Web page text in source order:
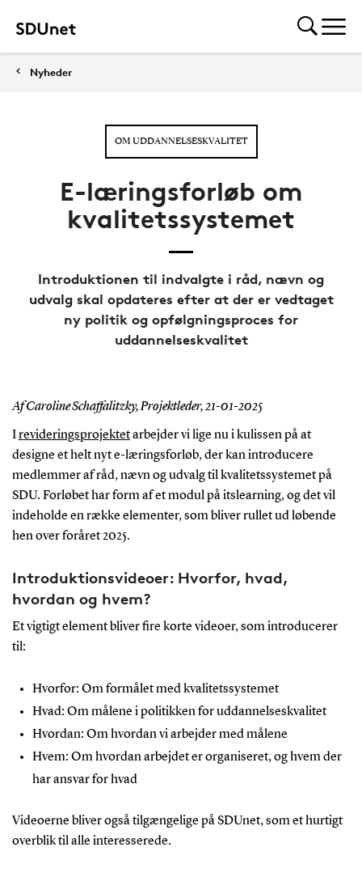
Nyheder
OM UDDANNELSESKVALITET
E-læringsforløb om
kvalitetssystemet
Introduktionen til indvalgte i råd, nævn og
udvalg skal opdateres efter at der er vedtaget
ny politik og opfølgningsproces for
uddannelseskvalitet
Af Caroline Schaffalitzky, Projektleder,21-01-2025
Irevideringsprojektetarbejder vi lige nu i kulissen på at
designe et helt nyt e-læringsforløb, der kan introducere
medlemmer af råd, nævn og udvalg til kvalitetssystemet på
SDU. Forløbet har form af et modul på itslearning, og det vil
indeholde en række elementer, som bliver rullet ud løbende
hen over foråret 2025.
Introduktionsvideoer: Hvorfor, hvad,
hvordan og hvem?
Et vigtigt element bliver fire korte videoer, som introducerer
til:
Hvorfor: Om formålet med kvalitetssystemet
Hvad: Om målene i politikken for uddannelseskvalitet
Hvordan: Om hvordan vi arbejder med målene
Hvem: Om hvordan arbejdet er organiseret, og hvem der
har ansvar for hvad
Videoerne bliver også tilgængelige på SDUnet, som et hurtigt
overblik til alle interesserede.